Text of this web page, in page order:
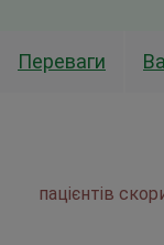
Переваги
пацієнтів